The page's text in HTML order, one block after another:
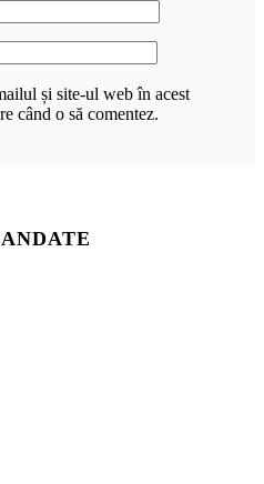
și site-ul web în acest
când o să comentez.